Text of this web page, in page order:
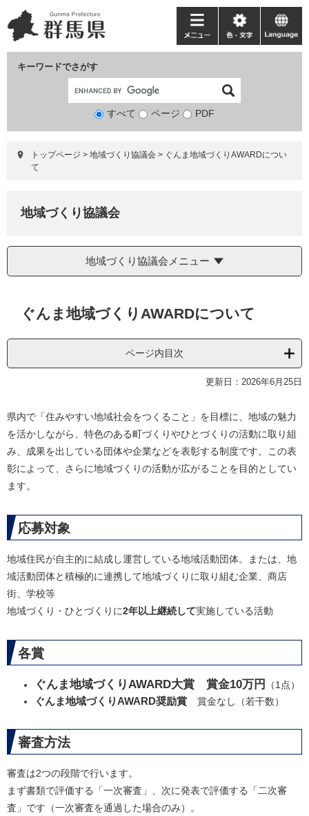
ー
ジ
ニ
ュ
て
キーワードでさがす
検
象
すべて ページ PDF
メ
ニ
ー
色・
文
language
トップページ > 地域づくり協議会 > ぐんま地域づくりAWARDについ
て
地域づくり協議会
地域づくり協議会メニュー
ぐんま地域づくりAWARDについて
ページ内目次
更新日：2026年6月25日
県内で「住みやすい地域社会をつくること」を目標に、地域の魅力
を活かしながら、特色のある町づくりやひとづくりの活動に取り組
み、成果を出している団体や企業などを表彰する制度です。この表
彰によって、さらに地域づくりの活動が広がることを目的としてい
ます。
応募対象
地域住民が自主的に結成し運営している地域活動団体。または、地
域活動団体と積極的に連携して地域づくりに取り組む企業、商店
街、学校等
​地域づくり・ひとづくりに2年以上継続して実施している活動
各賞
ぐんま地域づくりAWARD大賞 賞金10万円 （1点）
ぐんま地域づくりAWARD奨励賞 賞金なし （若干数）
審査方法
審査は2つの段階で行います。
まず書類で評価する「一次審査」、次に発表で評価する「二次審
査」です（一次審査を通過した場合のみ）。